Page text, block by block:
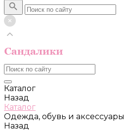
Каталог
Назад
Каталог
Одежда, обувь и аксессуары
Назад